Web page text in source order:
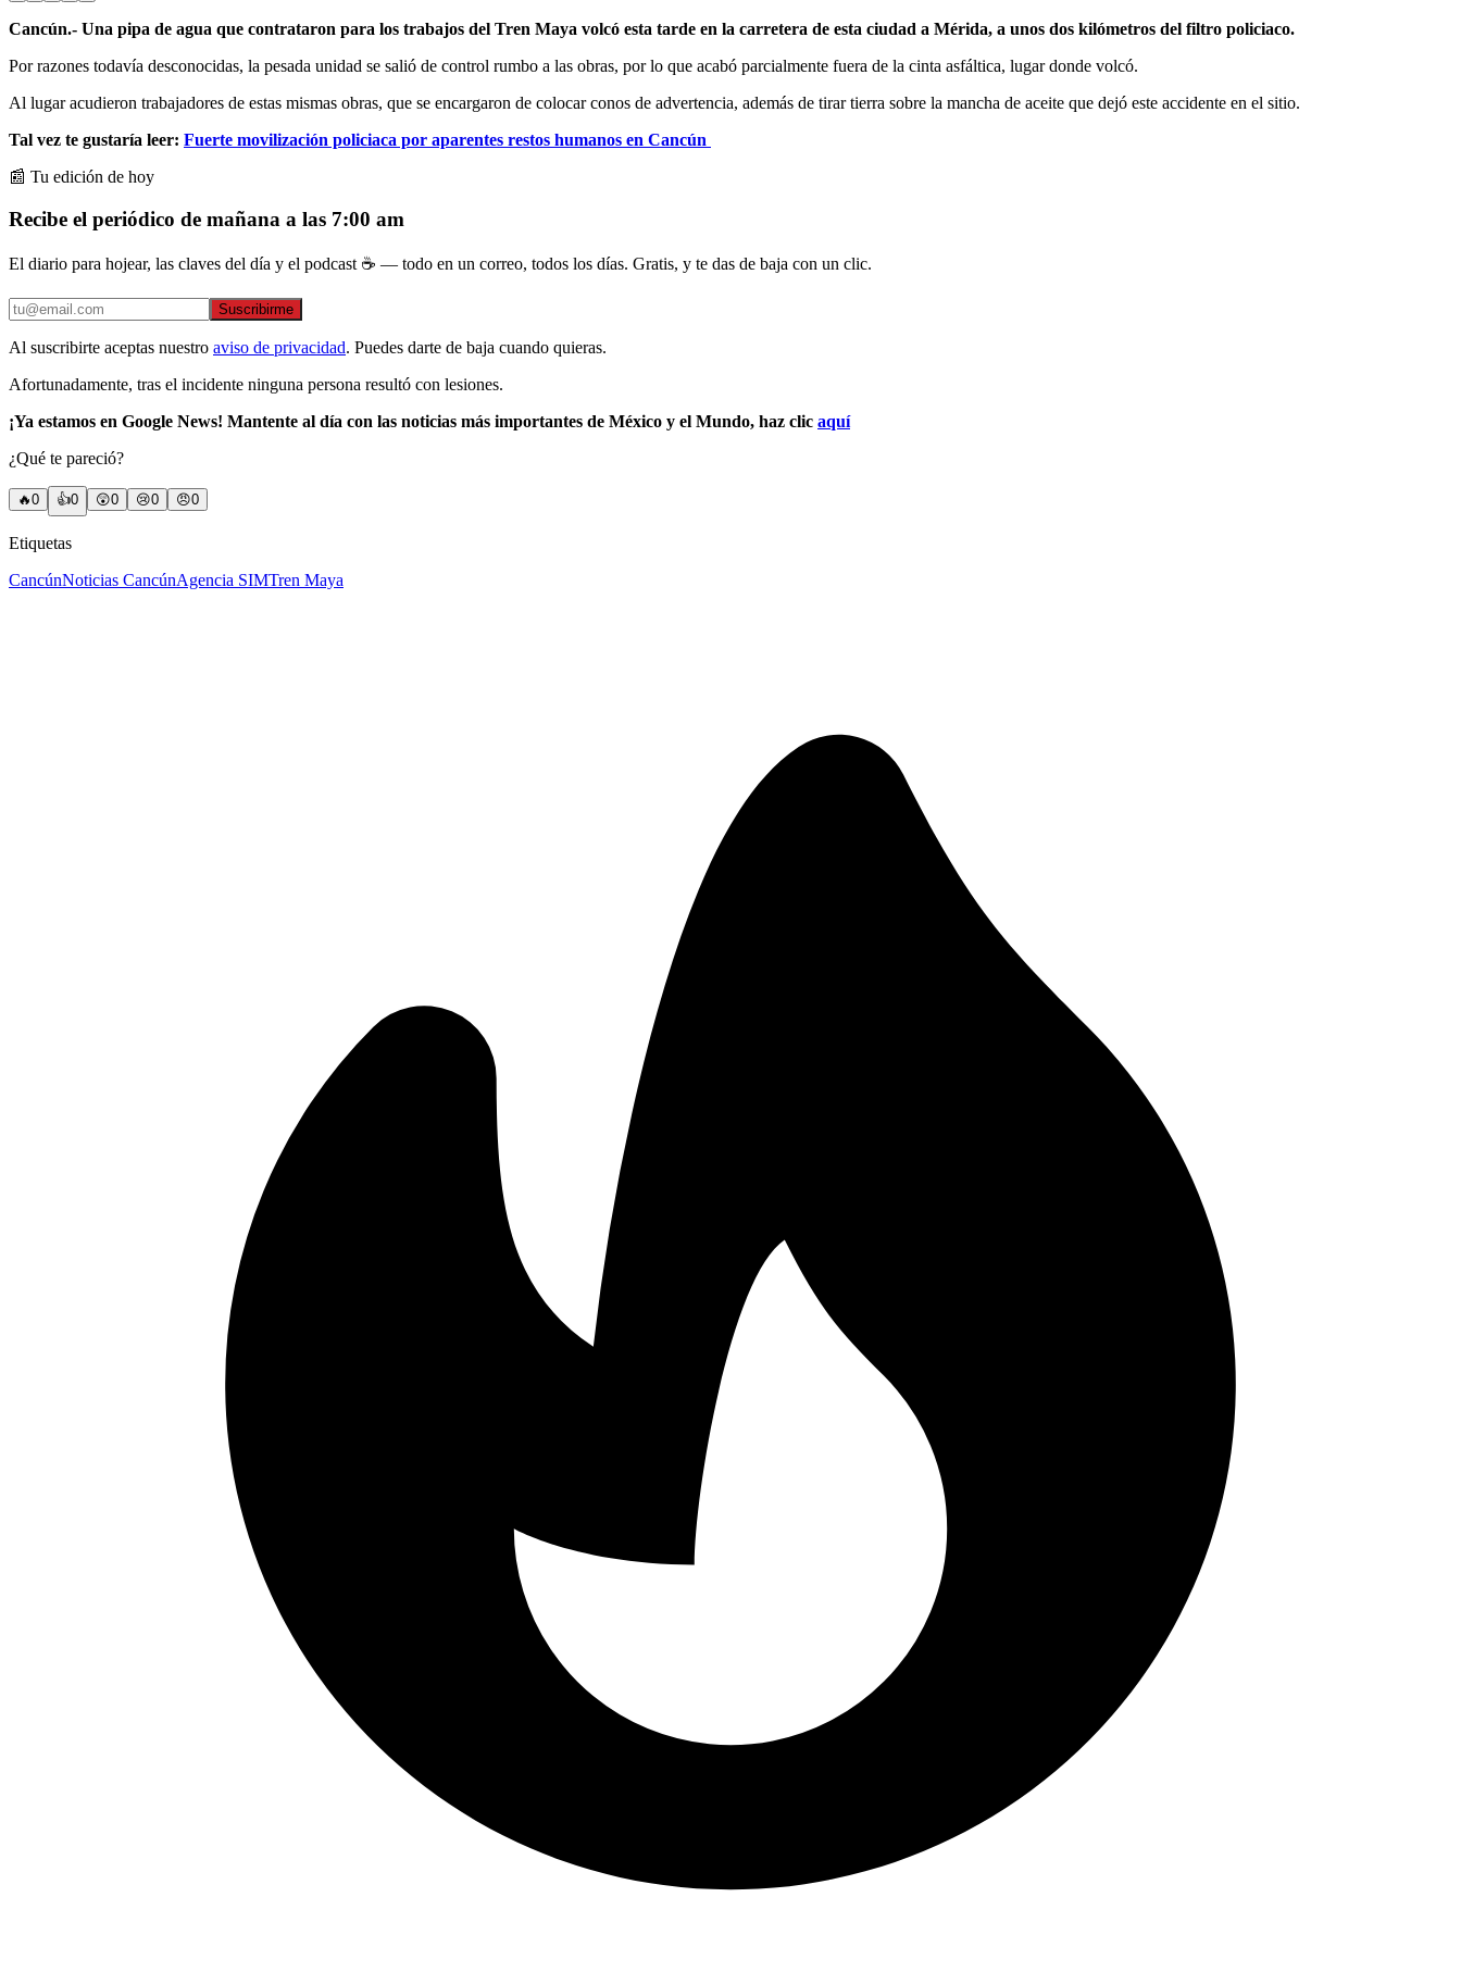
Cancún.- Una pipa de agua que contrataron para los trabajos del Tren Maya volcó esta tarde en la carretera de esta ciudad a Mérida, a unos dos kilómetros del filtro policiaco.
Por razones todavía desconocidas, la pesada unidad se salió de control rumbo a las obras, por lo que acabó parcialmente fuera de la cinta asfáltica, lugar donde volcó.
Al lugar acudieron trabajadores de estas mismas obras, que se encargaron de colocar conos de advertencia, además de tirar tierra sobre la mancha de aceite que dejó este accidente en el sitio.
Tal vez te gustaría leer: Fuerte movilización policiaca por aparentes restos humanos en Cancún
📰 Tu edición de hoy
Recibe el periódico de mañana a las 7:00 am
El diario para hojear, las claves del día y el podcast ☕ — todo en un correo, todos los días. Gratis, y te das de baja con un clic.
Suscribirme
Al suscribirte aceptas nuestro aviso de privacidad. Puedes darte de baja cuando quieras.
Afortunadamente, tras el incidente ninguna persona resultó con lesiones.
¡Ya estamos en Google News! Mantente al día con las noticias más importantes de México y el Mundo, haz clic aquí
¿Qué te pareció?
🔥0 👍0 😲0 😢0 😠0
Etiquetas
CancúnNoticias CancúnAgencia SIMTren Maya